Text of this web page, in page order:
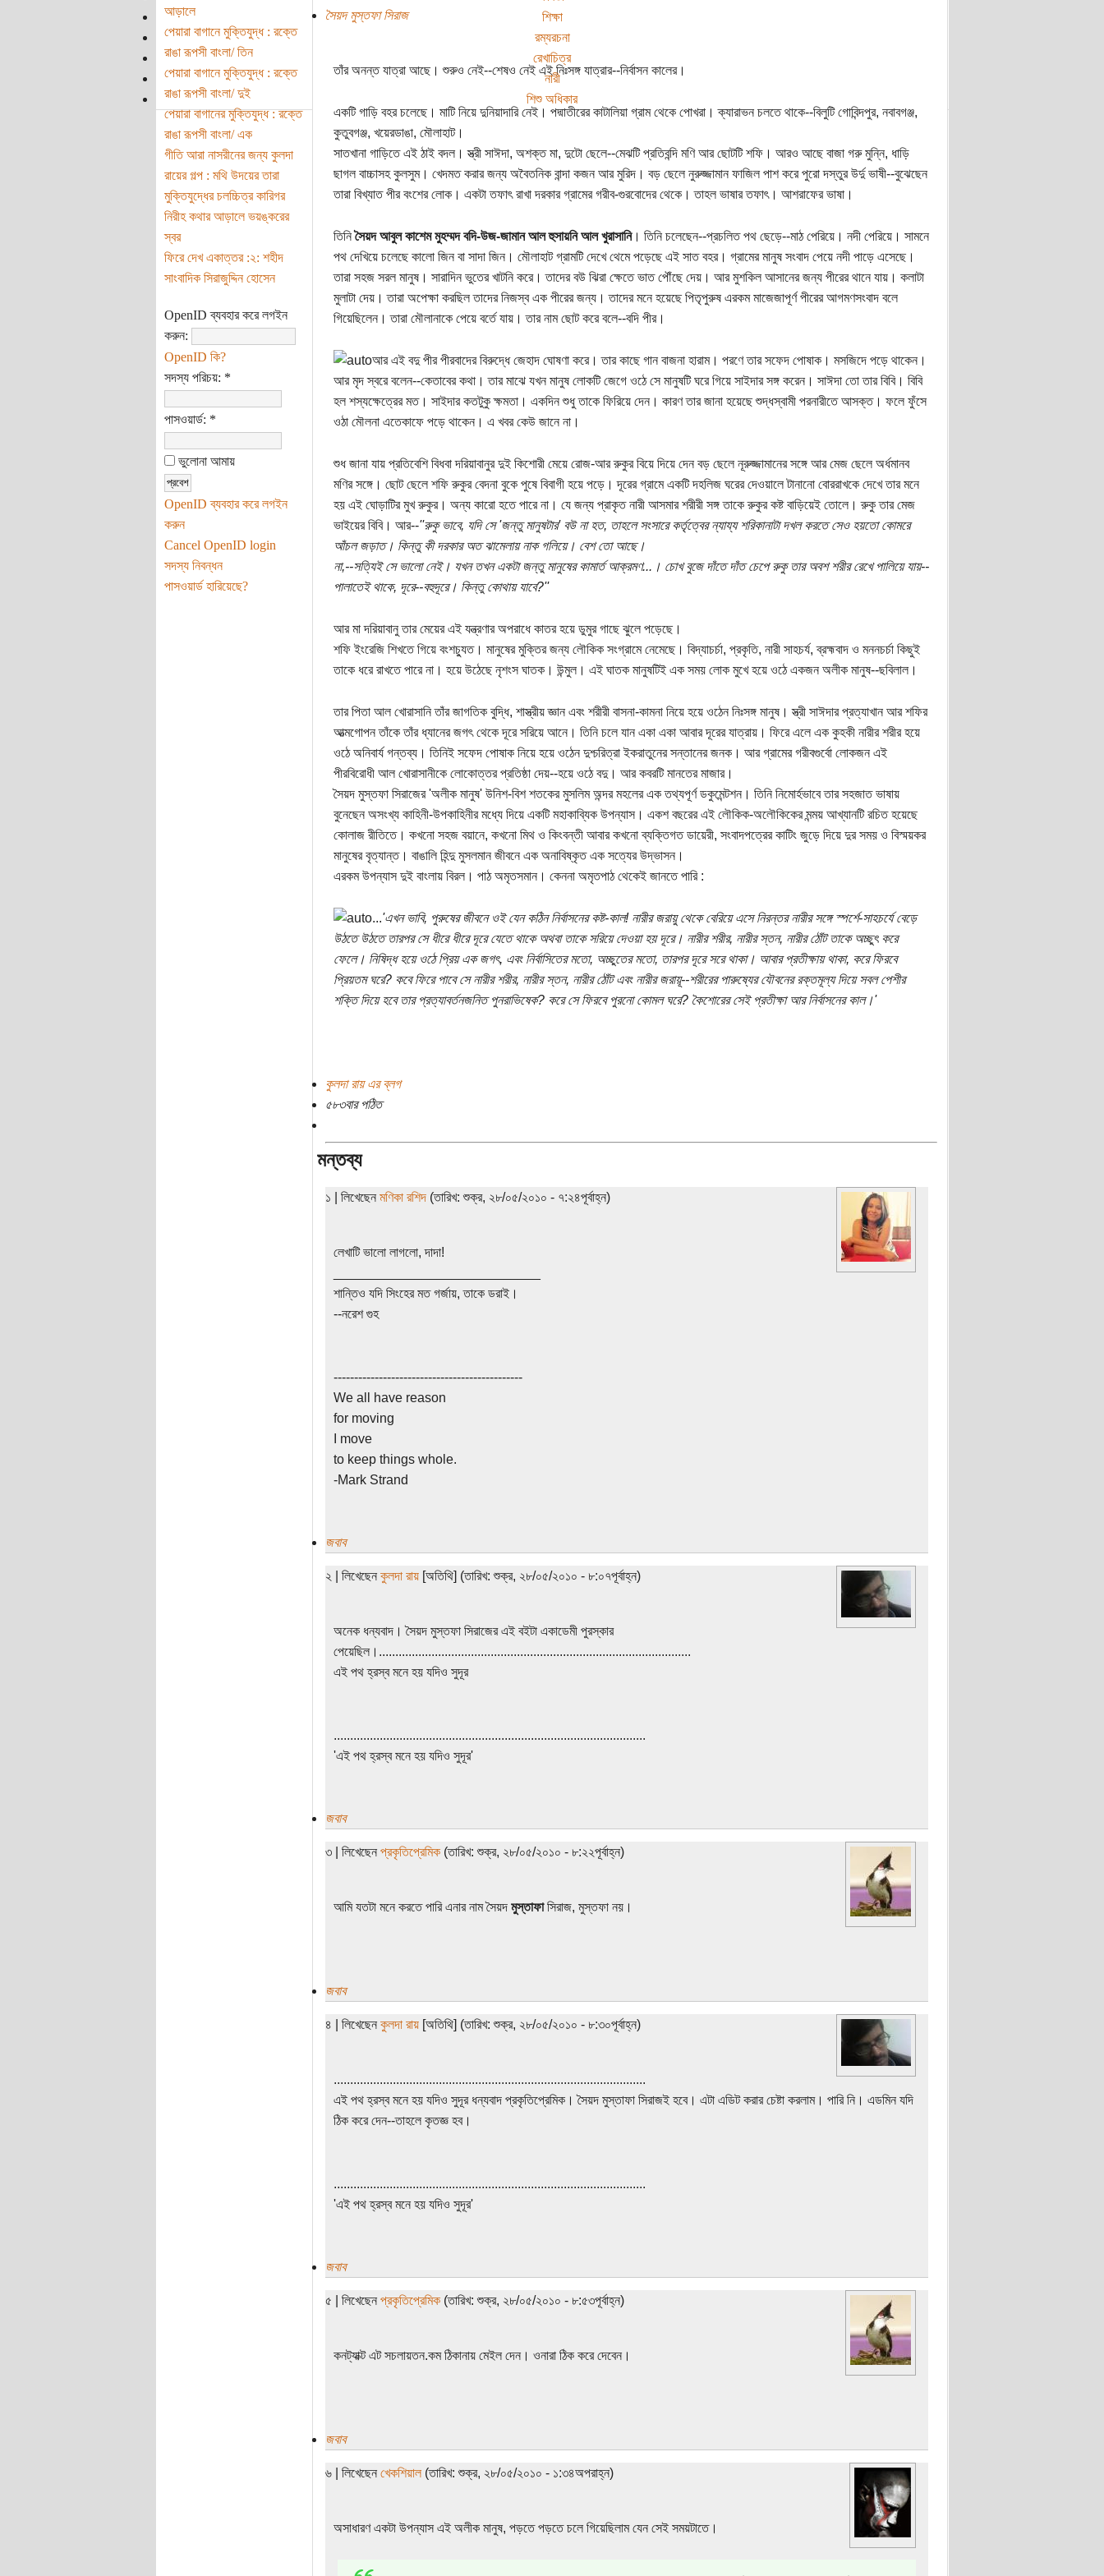
শিক্ষা
রম্যরচনা
রেখাচিত্র
নারী
শিশু অধিকার
আড়ালে
পেয়ারা বাগানে মুক্তিযুদ্ধ : রক্তে
রাঙা রূপসী বাংলা/ তিন
পেয়ারা বাগানে মুক্তিযুদ্ধ : রক্তে
রাঙা রূপসী বাংলা/ দুই
পেয়ারা বাগানের মুক্তিযুদ্ধ : রক্তে
রাঙা রূপসী বাংলা/ এক
গীতি আরা নাসরীনের জন্য কুলদা
রায়ের গল্প : মথি উদয়ের তারা
মুক্তিযুদ্ধের চলচ্চিত্র কারিগর
নিরীহ কথার আড়ালে ভয়ঙ্করের
স্বর
ফিরে দেখ একাত্তর :২: শহীদ
সাংবাদিক সিরাজুদ্দিন হোসেন
OpenID ব্যবহার করে লগইন
করুন:
OpenID কি?
সদস্য পরিচয়: *
পাসওয়ার্ড: *
ভুলোনা আমায়
OpenID ব্যবহার করে লগইন
করুন
Cancel OpenID login
সদস্য নিবন্ধন
পাসওয়ার্ড হারিয়েছে?
সৈয়দ মুস্তফা সিরাজ
তাঁর অনন্ত যাত্রা আছে। শুরুও নেই--শেষও নেই এই নিঃসঙ্গ যাত্রার--নির্বাসন কালের।
একটি গাড়ি বহর চলেছে। মাটি নিয়ে দুনিয়াদারি নেই। পদ্মাতীরের কাটালিয়া গ্রাম থেকে পোখরা। ক্যারাভন চলতে থাকে--বিলুটি গোবিন্দপুর, নবাবগঞ্জ,
কুতুবগঞ্জ, খয়েরডাঙা, মৌলাহাট।
সাতখানা গাড়িতে এই ঠাই বদল। স্ত্রী সাঈদা, অশক্ত মা, দুটো ছেলে--মেঝটি প্রতিবন্দি মণি আর ছোটটি শফি। আরও আছে বাজা গরু মুন্নি, ধাড়ি
ছাগল বাচ্চাসহ কুলসুম। খেদমত করার জন্য অবৈতনিক বান্দা কজন আর মুরিদ। বড় ছেলে নুরুজ্জামান ফাজিল পাশ করে পুরো দস্তুর উর্দু ভাষী--বুঝেছেন
তারা বিখ্যাত পীর বংশের লোক। একটা তফাৎ রাখা দরকার গ্রামের গরীব-গুরবোদের থেকে। তাহল ভাষার তফাৎ। আশরাফের ভাষা।
তিনিসৈয়দ আবুল কাশেম মুহম্মদ বদি-উজ-জামান আল হুসায়নি আল খুরাসানি। তিনি চলেছেন--প্রচলিত পথ ছেড়ে--মাঠ পেরিয়ে। নদী পেরিয়ে। সামনে
পথ দেখিয়ে চলেছে কালো জিন বা সাদা জিন। মৌলাহাট গ্রামটি দেখে থেমে পড়েছে এই সাত বহর। গ্রামের মানুষ সংবাদ পেয়ে নদী পাড়ে এসেছে।
তারা সহজ সরল মানুষ। সারাদিন ভুতের খাটনি করে। তাদের বউ ঝিরা ক্ষেতে ভাত পৌঁছে দেয়। আর মুশকিল আসানের জন্য পীরের থানে যায়। কলাটা
মুলাটা দেয়। তারা অপেক্ষা করছিল তাদের নিজস্ব এক পীরের জন্য। তাদের মনে হয়েছে পিতৃপুরুষ এরকম মাজেজাপূর্ণ পীরের আগমণসংবাদ বলে
গিয়েছিলেন। তারা মৌলানাকে পেয়ে বর্তে যায়। তার নাম ছোট করে বলে--বদি পীর।
আর এই বদু পীর পীরবাদের বিরুদ্ধে জেহাদ ঘোষণা করে। তার কাছে গান বাজনা হারাম। পরণে তার সফেদ পোষাক। মসজিদে পড়ে থাকেন।
আর মৃদ স্বরে বলেন--কেতাবের কথা। তার মাঝে যখন মানুষ লোকটি জেগে ওঠে সে মানুষটি ঘরে গিয়ে সাইদার সঙ্গ করেন। সাঈদা তো তার বিবি। বিবি
হল শস্যক্ষেত্রের মত। সাইদার কতটুকু ক্ষমতা। একদিন শুধু তাকে ফিরিয়ে দেন। কারণ তার জানা হয়েছে শুদ্ধস্বামী পরনারীতে আসক্ত। ফলে ফুঁসে
ওঠা মৌলনা এতেকাফে পড়ে থাকেন। এ খবর কেউ জানে না।
শুধ জানা যায় প্রতিবেশি বিধবা দরিয়াবানুর দুই কিশোরী মেয়ে রোজ-আর রুকুর বিয়ে দিয়ে দেন বড় ছেলে নূরুজ্জামানের সঙ্গে আর মেজ ছেলে অর্ধমানব
মণির সঙ্গে। ছোট ছেলে শফি রুকুর বেদনা বুকে পুষে বিবাগী হয়ে পড়ে। দূরের গ্রামে একটি দহলিজ ঘরের দেওয়ালে টানানো বোররাখকে দেখে তার মনে
হয় এই ঘোড়াটির মুখ রুকুর। অন্য কারো হতে পারে না। যে জন্য প্রাকৃত নারী আসমার শরীরী সঙ্গ তাকে রুকুর কষ্ট বাড়িয়েই তোলে। রুকু তার মেজ
ভাইয়ের বিবি। আর--''রুকু ভাবে, যদি সে 'জন্তু মানুষটার' বউ না হত, তাহলে সংসারে কর্তৃত্বের ন্যায্য শরিকানাটা দখল করতে সেও হয়তো কোমরে
আঁচল জড়াত। কিন্তু কী দরকার অত ঝামেলায় নাক গলিয়ে। বেশ তো আছে।
না,--সত্যিই সে ভালো নেই। যখন তখন একটা জন্তু মানুষের কামার্ত আক্রমণ...। চোখ বুজে দাঁতে দাঁত চেপে রুকু তার অবশ শরীর রেখে পালিয়ে যায়--
পালাতেই থাকে, দূরে--বহুদূরে। কিন্তু কোথায় যাবে?''
আর মা দরিয়াবানু তার মেয়ের এই যন্ত্রণার অপরাধে কাতর হয়ে ডুমুর গাছে ঝুলে পড়েছে।
শফি ইংরেজি শিখতে গিয়ে বংশচ্যুত। মানুষের মুক্তির জন্য লৌকিক সংগ্রামে নেমেছে। বিদ্যাচর্চা, প্রকৃতি, নারী সাহচর্য, ব্রহ্মবাদ ও মননচর্চা কিছুই
তাকে ধরে রাখতে পারে না। হয়ে উঠেছে নৃশংস ঘাতক। উন্মুল। এই ঘাতক মানুষটিই এক সময় লোক মুখে হয়ে ওঠে একজন অলীক মানুষ--ছবিলাল।
তার পিতা আল খোরাসানি তাঁর জাগতিক বুদ্ধি, শাস্ত্রীয় জ্ঞান এবং শরীরী বাসনা-কামনা নিয়ে হয়ে ওঠেন নিঃসঙ্গ মানুষ। স্ত্রী সাঈদার প্রত্যাখান আর শফির
আত্মগোপন তাঁকে তাঁর ধ্যানের জগৎ থেকে দূরে সরিয়ে আনে। তিনি চলে যান একা একা আবার দূরের যাত্রায়। ফিরে এলে এক কুহকী নারীর শরীর হয়ে
ওঠে অনিবার্য গন্তব্য। তিনিই সফেদ পোষাক নিয়ে হয়ে ওঠেন দুশ্চরিত্রা ইকরাতুনের সন্তানের জনক। আর গ্রামের গরীবগুর্বো লোকজন এই
পীরবিরোধী আল খোরাসানীকে লোকোত্তর প্রতিষ্ঠা দেয়--হয়ে ওঠে বদু। আর কবরটি মানতের মাজার।
সৈয়দ মুস্তফা সিরাজের 'অলীক মানুষ' উনিশ-বিশ শতকের মুসলিম অন্দর মহলের এক তথ্যপূর্ণ ডকুমেন্টশন। তিনি নিমোর্হভাবে তার সহজাত ভাষায়
বুনেছেন অসংখ্য কাহিনী-উপকাহিনীর মধ্যে দিয়ে একটি মহাকাব্যিক উপন্যাস। একশ বছরের এই লৌকিক-অলৌকিকের মন্ময় আখ্যানটি রচিত হয়েছে
কোলাজ রীতিতে। কখনো সহজ বয়ানে, কখনো মিথ ও কিংবন্তী আবার কখনো ব্যক্তিগত ডায়েরী, সংবাদপত্রের কাটিং জুড়ে দিয়ে দুর সময় ও বিস্ময়কর
মানুষের বৃত্যান্ত। বাঙালি হিন্দু মুসলমান জীবনে এক অনাবিষ্কৃত এক সত্যের উদ্ভাসন।
এরকম উপন্যাস দুই বাংলায় বিরল। পাঠ অমৃতসমান। কেননা অমৃতপাঠ থেকেই জানতে পারি :
...'এখন ভাবি, পুরুষের জীবনে ওই যেন কঠিন নির্বাসনের কষ্ট-কাল! নারীর জরায়ু থেকে বেরিয়ে এসে নিরন্তর নারীর সঙ্গে স্পর্শে-সাহচর্যে বেড়ে
উঠতে উঠতে তারপর সে ধীরে ধীরে দূরে যেতে থাকে অথবা তাকে সরিয়ে দেওয়া হয় দূরে। নারীর শরীর, নারীর স্তন, নারীর ঠোঁট তাকে অচ্ছুৎ করে
ফেলে। নিষিদ্ধ হয়ে ওঠে প্রিয় এক জগৎ, এবং নির্বাসিতের মতো, অচ্ছুতের মতো, তারপর দূরে সরে থাকা। আবার প্রতীক্ষায় থাকা, করে ফিরবে
প্রিয়তম ঘরে? কবে ফিরে পাবে সে নারীর শরীর, নারীর স্তন, নারীর ঠোঁট এবং নারীর জরায়ূ--শরীরের পারুষ্যের যৌবনের রক্তমূল্য দিয়ে সবল পেশীর
শক্তি দিয়ে হবে তার প্রত্যাবর্তনজনিত পুনরাভিষেক? করে সে ফিরবে পুরনো কোমল ঘরে? কৈশোরের সেই প্রতীক্ষা আর নির্বাসনের কাল।'
কুলদা রায় এর ব্লগ
৫৮৩বার পঠিত
মন্তব্য
১ | লিখেছেন মণিকা রশিদ(তারিখ: শুক্র, ২৮/০৫/২০১০ - ৭:২৪পূর্বাহ্ন)
লেখাটি ভালো লাগলো, দাদা!
শান্তিও যদি সিংহের মত গর্জায়, তাকে ডরাই।
--নরেশ গুহ
----------------------------------------------
We all have reason
for moving
I move
to keep things whole.
-Mark Strand
জবাব
২ | লিখেছেন কুলদা রায়[অতিথি] (তারিখ: শুক্র, ২৮/০৫/২০১০ - ৮:০৭পূর্বাহ্ন)
অনেক ধন্যবাদ। সৈয়দ মুস্তফা সিরাজের এই বইটা একাডেমী পুরস্কার
পেয়েছিল।...............................................................................................
এই পথ হ্রস্ব মনে হয় যদিও সুদূর
...............................................................................................
'এই পথ হ্রস্ব মনে হয় যদিও সুদূর'
জবাব
৩ | লিখেছেন প্রকৃতিপ্রেমিক(তারিখ: শুক্র, ২৮/০৫/২০১০ - ৮:২২পূর্বাহ্ন)
আমি যতটা মনে করতে পারি এনার নাম সৈয়দ মুস্তাফাসিরাজ, মুস্তফা নয়।
জবাব
৪ | লিখেছেন কুলদা রায়[অতিথি] (তারিখ: শুক্র, ২৮/০৫/২০১০ - ৮:৩০পূর্বাহ্ন)
...............................................................................................
এই পথ হ্রস্ব মনে হয় যদিও সুদূর ধন্যবাদ প্রকৃতিপ্রেমিক। সৈয়দ মুস্তাফা সিরাজই হবে। এটা এডিট করার চেষ্টা করলাম। পারি নি। এডমিন যদি
ঠিক করে দেন--তাহলে কৃতজ্ঞ হব।
...............................................................................................
'এই পথ হ্রস্ব মনে হয় যদিও সুদূর'
জবাব
৫ | লিখেছেন প্রকৃতিপ্রেমিক(তারিখ: শুক্র, ২৮/০৫/২০১০ - ৮:৫৩পূর্বাহ্ন)
কনট্যাক্ট এট সচলায়তন.কম ঠিকানায় মেইল দেন। ওনারা ঠিক করে দেবেন।
জবাব
৬ | লিখেছেন খেকশিয়াল(তারিখ: শুক্র, ২৮/০৫/২০১০ - ১:৩৪অপরাহ্ন)
অসাধারণ একটা উপন্যাস এই অলীক মানুষ, পড়তে পড়তে চলে গিয়েছিলাম যেন সেই সময়টাতে।